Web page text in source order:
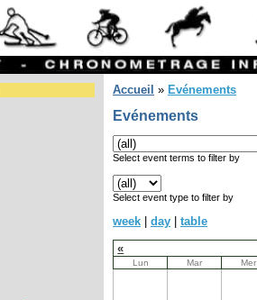
Accueil » Evénements
Evénements
Select event terms to filter by
Select event type to filter by
week day
table
«
Lun Mar Mer